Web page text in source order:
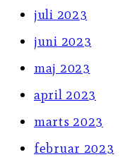
juli 2023
juni 2023
maj 2023
april 2023
marts 2023
februar 2023